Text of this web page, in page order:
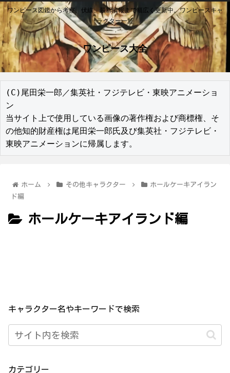
ワンピース図鑑から考察、伏線、最新情報まで幅広く更新中。ワンピースキャ
ラクター一覧
ワンピース大全
(C)尾田栄一郎／集英社・フジテレビ・東映アニメーショ
ン
当サイト上で使用している画像の著作権および商標権、そ
の他知的財産権は尾田栄一郎氏及び集英社・フジテレビ・
東映アニメーションに帰属します。
ホーム その他キャラクター
ホールケーキアイラン
ド編
ホールケーキアイランド編
キャラクター名やキーワードで検索
カテゴリー